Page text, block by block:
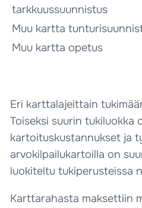
tarkkuussuunnistus
Muu kartta
Muu kartta opetus
Eri karttalajeittain
Toiseksi suurin
kartoituskustannukset ja
arvokilpailukartoilla on
luokiteltu tukiperusteissa
Karttarahasta maksettiin